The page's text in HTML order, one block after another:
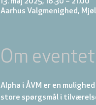
Aarhus Valgmenighed,
Om eventet
Alpha i ÅVM er en
store spørgsmål i